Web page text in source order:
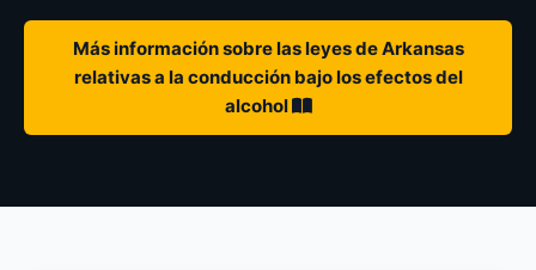
Más información sobre las leyes de Arkansas
relativas a la conducción bajo los efectos del
alcohol